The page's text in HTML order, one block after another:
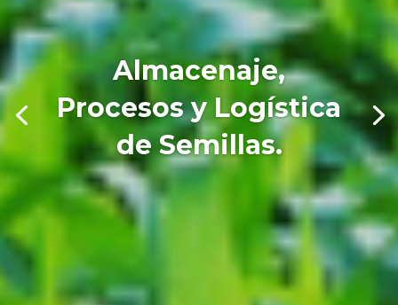
Almacenaje,
Procesos y Logística
de Semillas.